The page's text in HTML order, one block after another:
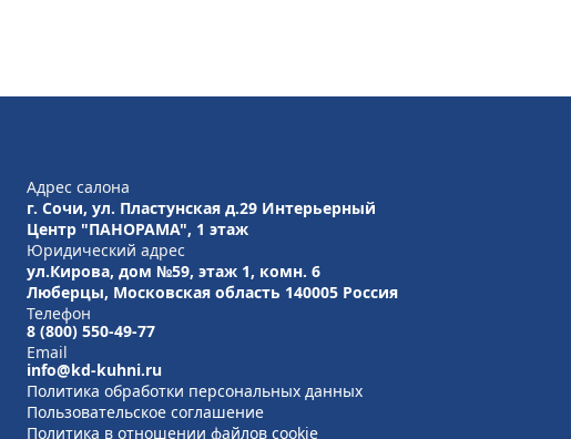
Адрес салона
г. Сочи, ул. Пластунская д.29 Интерьерный
Центр "ПАНОРАМА", 1 этаж
Юридический адрес
ул.Кирова, дом №59, этаж 1, комн. 6
Люберцы, Московская область 140005 Россия
Телефон
8 (800) 550-49-77
Email
info@kd-kuhni.ru
Политика обработки персональных данных
Пользовательское соглашение
Политика в отношении файлов cookie